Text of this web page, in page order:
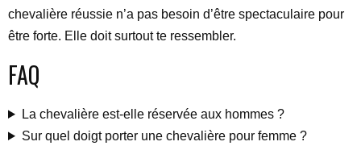
chevalière réussie n’a pas besoin d’être spectaculaire pour
être forte. Elle doit surtout te ressembler.
FAQ
La chevalière est-elle réservée aux hommes ?
Sur quel doigt porter une chevalière pour femme ?